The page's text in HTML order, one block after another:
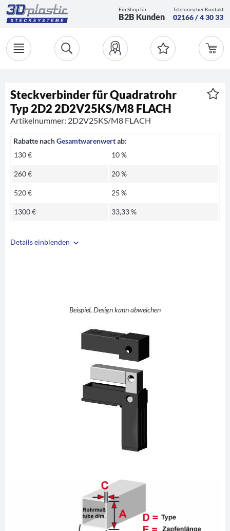
Ein Shop für
B2B Kunden
Telefonischer Kontakt
02166 / 4 30 33
Details einblenden
L (rechter Winkel)Beispiel, Design kann abweichen
Steckverbinder für Quadratrohr
Typ 2D2 2D2V25KS/M8 FLACH
Artikelnummer: 2D2V25KS/M8 FLACH
Rabatte nachGesamtwarenwertab:
130 €
10 %
260 € 20 %
520 € 25 %
1300 € 33,33 %